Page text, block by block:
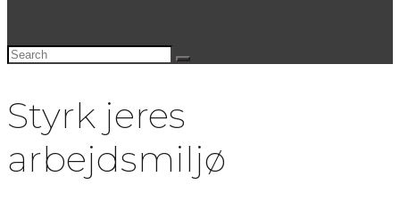
Styrk jeres
arbejdsmiljø